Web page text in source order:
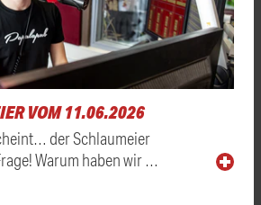
VOM 11.06.2026
der Schlaumeier
Warum haben wir …